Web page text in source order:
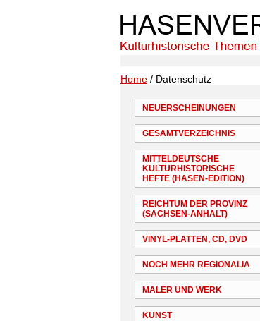
Home / Datenschutz
NEUERSCHEINUNGEN
GESAMTVERZEICHNIS
MITTELDEUTSCHE
KULTURHISTORISCHE
HEFTE (HASEN-EDITION)
REICHTUM DER PROVINZ
(SACHSEN-ANHALT)
VINYL-PLATTEN, CD, DVD
NOCH MEHR REGIONALIA
MALER UND WERK
KUNST